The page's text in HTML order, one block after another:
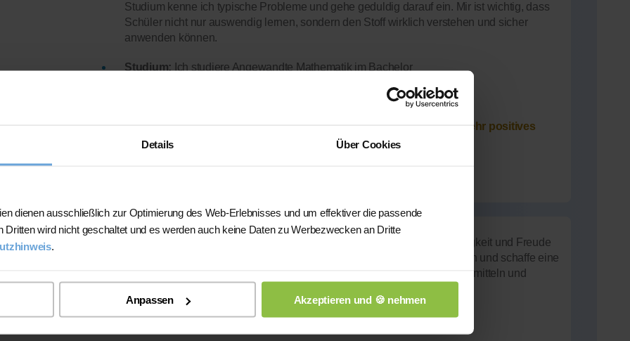
Details Über Cookies
dienen ausschließlich zur Optimierung des Web-Erlebnisses und um effektiver die passende
Dritten wird nicht geschaltet und es werden auch keine Daten zu Werbezwecken an Dritte
.
Anpassen Akzeptieren und 🍪 nehmen
Studium kenne ich typische Probleme und gehe geduldig darauf ein. Mir ist wichtig, dass
Schüler nicht nur auswendig lernen, sondern den Stoff wirklich verstehen und sicher
anwenden können.
Studium: Ich studiere Angewandte Mathematik im Bachelor
sehr positives
Feedback
von bisherigen Schüler*innen erhalten
Neben guten fachlichen Kenntnissen zeichnen mich Geduld, Zuverlässigkeit und Freude
am Erklären aus. Ich gehe individuell auf Schüler ein, erkläre verständlich und schaffe eine
angenehme Lernatmosphäre. Mein Ziel ist es, Lernstoff nachhaltig zu vermitteln und
Studium:BWL ( BA)